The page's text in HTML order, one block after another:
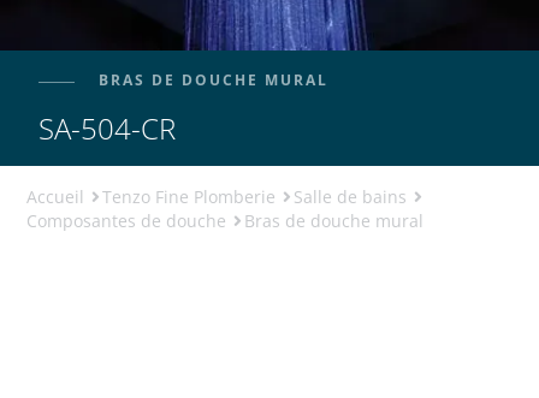
BRAS DE DOUCHE MURAL
SA-504-CR
Accueil Tenzo Fine Plomberie
Salle de bains
Composantes de douche
Bras de douche mural